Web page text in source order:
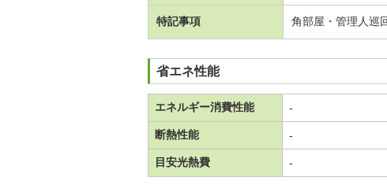
特記事項 角部屋・管理人巡
省エネ性能
エネルギー消費性能 -
断熱性能 -
目安光熱費 -